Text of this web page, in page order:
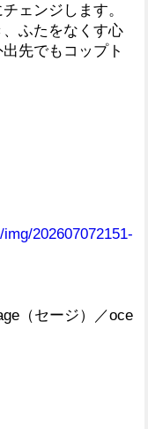
ェンジします。
ふたをなくす心
先でもコップト
202607072151-
（セージ）／oce